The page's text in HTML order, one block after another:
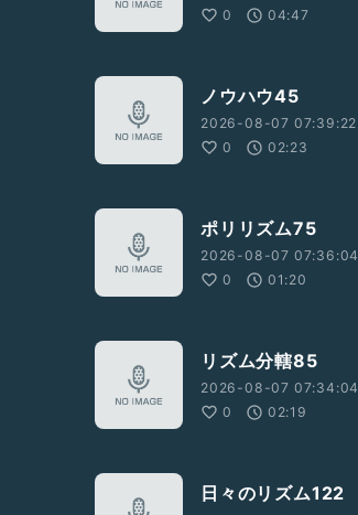
0
04:47
ノウハウ45
2026-08-07 07:39:22
0
02:23
ポリリズム75
2026-08-07 07:36:04
0
01:20
リズム分轄85
2026-08-07 07:34:04
0
02:19
日々のリズム122